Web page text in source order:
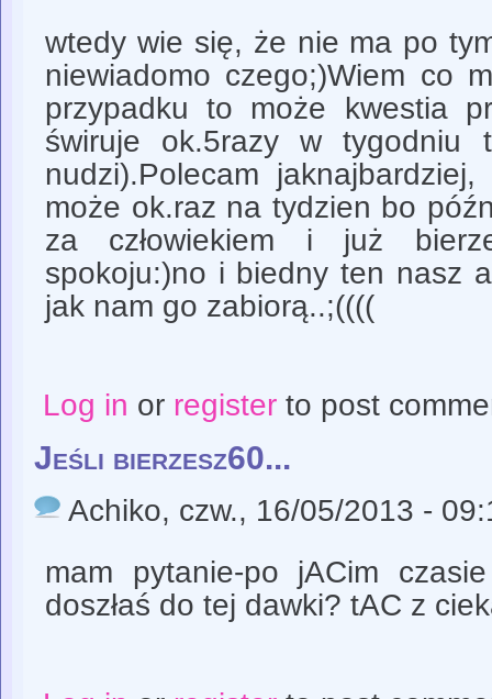
wtedy wie się, że nie ma po
niewiadomo czego;)Wiem co
przypadku to może kwestia
świruje ok.5razy w tygodniu
nudzi).Polecam
może ok.raz na tydzien bo
za człowiekiem i już
spokoju:)no i biedny ten nasz
jak nam go zabiorą..;((((
Log in or registerto post
Jeśli bierzesz60...
Achiko, czw., 16/05/2013 -
mam pytanie-po jACim
doszłaś do tej dawki? tAC z